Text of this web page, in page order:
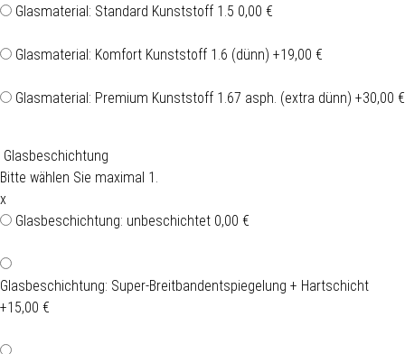
Glasmaterial: Standard Kunststoff 1.5 0,00 €
Glasmaterial: Komfort Kunststoff 1.6 (dünn) +19,00 €
Glasmaterial: Premium Kunststoff 1.67 asph. (extra dünn) +30,00 €
Glasbeschichtung
Bitte wählen Sie maximal 1.
x
Glasbeschichtung: unbeschichtet 0,00 €
Glasbeschichtung: Super-Breitbandentspiegelung + Hartschicht
+15,00 €